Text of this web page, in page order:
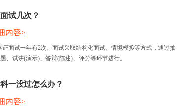
试几次？
面试一年有2次。面试采取结构化面试、情境模拟等方式，通过抽
、试讲(演示)、答辩(陈述)、评分等环节进行。
内容>
一没过怎么办？
内容>